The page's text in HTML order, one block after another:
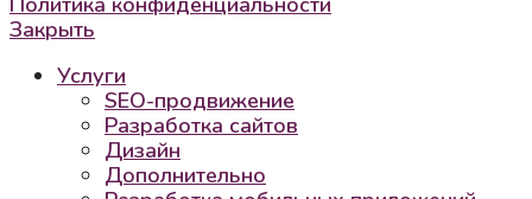
Закрыть
Услуги
SEO-продвижение
Разработка сайтов
Дизайн
Дополнительно